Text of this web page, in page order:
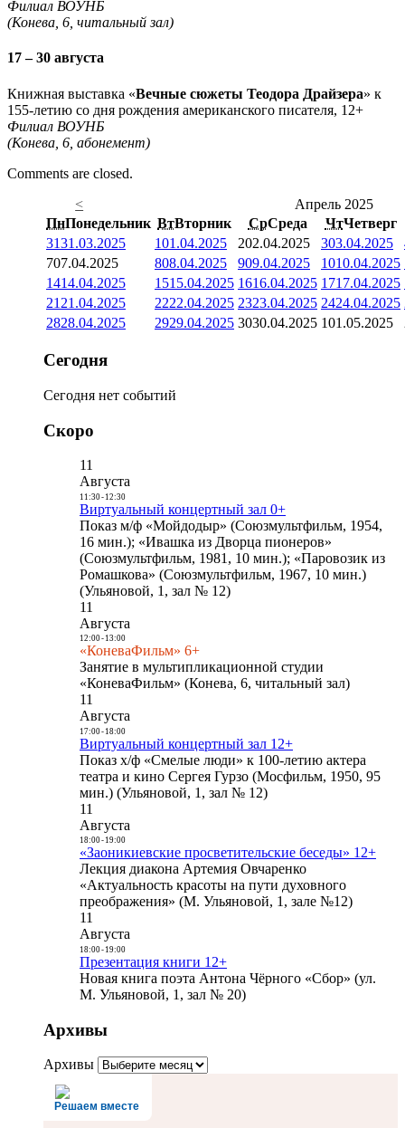
Филиал ВОУНБ
(Конева, 6, читальный зал)
17 – 30 августа
Книжная выставка «Вечные сюжеты Теодора Драйзера» к
155-летию со дня рождения американского писателя, 12+
Филиал ВОУНБ
(Конева, 6, абонемент)
Comments are closed.
<
Апрель 2025
ПнПонедельник ВтВторник СрСреда ЧтЧетверг
3131.03.2025 101.04.2025 202.04.2025 303.04.2025
707.04.2025 808.04.2025 909.04.2025 1010.04.2025
1414.04.2025 1515.04.2025 1616.04.2025 1717.04.2025
21 21.04.2025 2222.04.2025 2323.04.2025 2424.04.2025
2828.04.2025 2929.04.2025 3030.04.2025 101.05.2025
Сегодня
Сегодня нет событий
Скоро
11
Августа
11:30- 12:30
Виртуальный концертный зал 0+
Показ м/ф «Мойдодыр» (Союзмультфильм, 1954,
16 мин.); «Ивашка из Дворца пионеров»
(Союзмультфильм, 1981, 10 мин.); «Паровозик из
Ромашкова» (Союзмультфильм, 1967, 10 мин.)
(Ульяновой, 1, зал № 12)
11
Августа
12:00- 13:00
«КоневаФильм» 6+
Занятие в мультипликационной студии
«КоневаФильм» (Конева, 6, читальный зал)
11
Августа
17:00- 18:00
Виртуальный концертный зал 12+
Показ х/ф «Смелые люди» к 100-летию актера
театра и кино Сергея Гурзо (Мосфильм, 1950, 95
мин.) (Ульяновой, 1, зал № 12)
11
Августа
18:00- 19:00
«Заоникиевские просветительские беседы» 12+
Лекция диакона Артемия Овчаренко
«Актуальность красоты на пути духовного
преображения» (М. Ульяновой, 1, зале №12)
11
Августа
18:00- 19:00
Презентация книги 12+
Новая книга поэта Антона Чёрного «Сбор» (ул.
М. Ульяновой, 1, зал № 20)
Архивы
Архивы
Решаем вместе